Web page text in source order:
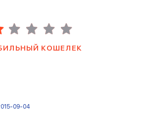
КОШЕЛЕК
09-04